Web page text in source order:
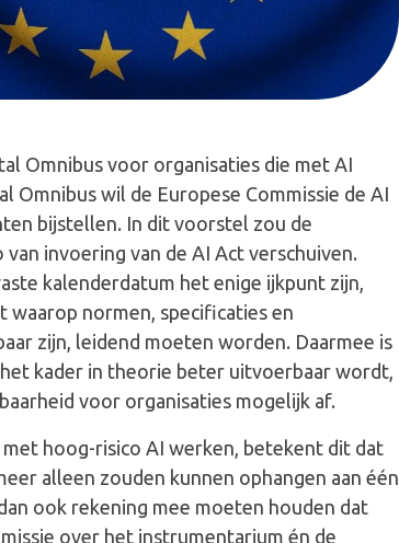
Omnibus voor organisaties die met AI
Omnibus wil de Europese Commissie de AI
bijstellen. In dit voorstel zou de
invoering van de AI Act verschuiven.
kalenderdatum het enige ijkpunt zijn,
waarop normen, specificaties en
zijn, leidend moeten worden. Daarmee is
kader in theorie beter uitvoerbaar wordt,
voor organisaties mogelijk af.
hoog-risico AI werken, betekent dit dat
alleen zouden kunnen ophangen aan één
ook rekening mee moeten houden dat
over het instrumentarium én de